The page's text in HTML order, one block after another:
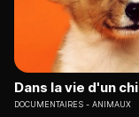
Dans la vie d'un
DOCUMENTAIRES ANIMAUX